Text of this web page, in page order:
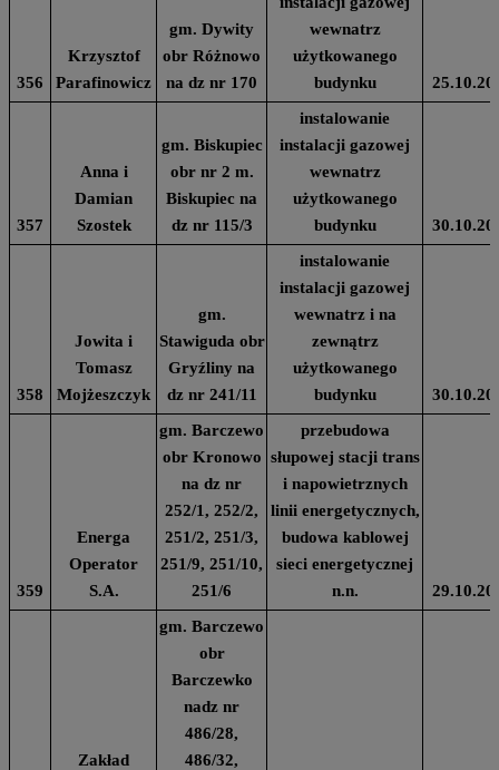
356
Krzysztof
Parafinowicz
gm. Dywity
obr Różnowo
na dz nr 170
wewnatrz
użytkowanego
budynku
357
Anna i
Damian
Szostek
gm. Biskupiec
obr nr 2 m.
Biskupiec na
dz nr 115/3
instalowanie
instalacji gazowej
wewnatrz
użytkowanego
budynku
358
Jowita i
Tomasz
Mojżeszczyk
gm.
Stawiguda obr
Gryźliny na
dz nr 241/11
instalowanie
instalacji gazowej
wewnatrz i na
zewnątrz
użytkowanego
budynku
359
Energa
Operator
S.A.
gm. Barczewo
obr Kronowo
na dz nr
252/1, 252/2,
251/2, 251/3,
251/9, 251/10,
251/6
przebudowa
słupowej stacji trans
i napowietrznych
linii energetycznych,
budowa kablowej
sieci energetycznej
n.n.
Zakład
gm. Barczewo
obr
Barczewko
nadz nr
486/28,
486/32,